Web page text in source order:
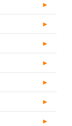
►
►
►
►
►
►
►